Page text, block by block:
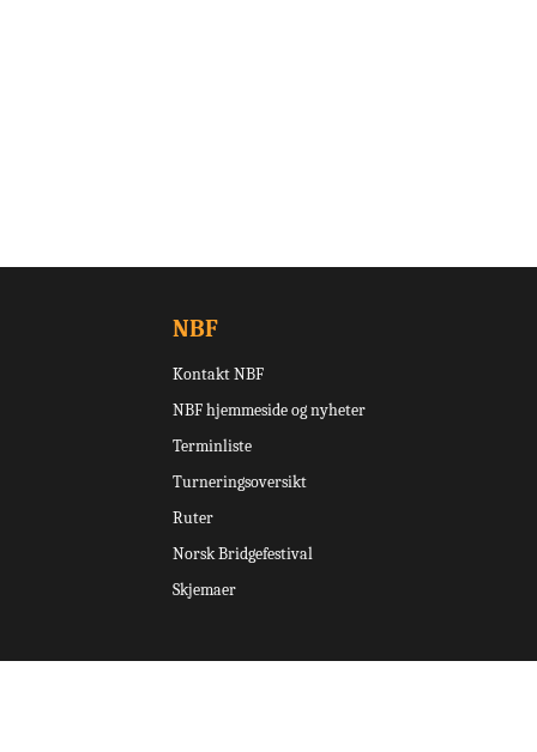
NBF
Kontakt NBF
NBF hjemmeside og nyheter
Terminliste
Turneringsoversikt
Ruter
Norsk Bridgefestival
Skjemaer